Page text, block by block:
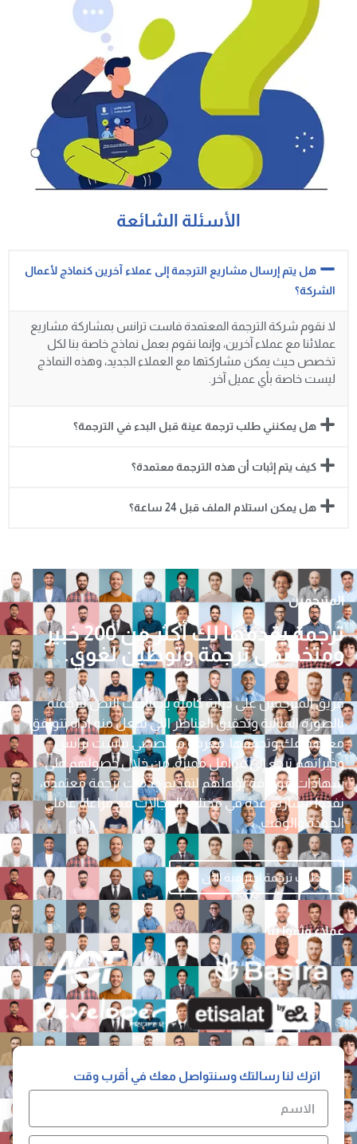
الأسئلة الشائعة
هل يتم إرسال مشاريع الترجمة إلى عملاء آخرين كنماذج لأعمال
الشركة؟
لا نقوم شركة الترجمة المعتمدة فاست ترانس بمشاركة مشاريع
عملائنا مع عملاء آخرين، وإنما نقوم بعمل نماذج خاصة بنا لكل
تخصص حيث يمكن مشاركتها مع العملاء الجديد، وهذه النماذج
ليست خاصة بأي عميل آخر.
هل يمكنني طلب ترجمة عينة قبل البدء في الترجمة؟
كيف يتم إثبات أن هذه الترجمة معتمدة؟
هل يمكن استلام الملف قبل 24 ساعة؟
المترجمين
ترجمة يقدمها لك أكثر من 200 خبير
ومتخصص ترجمة وتوطين لغوي.
فريق المترجمين على دراية كاملة باحتياجات النص لترجمته
بالصورة المثالية وتحقيق العناصر التي تجعل منه أداة تتوافق
مع أهدافك وتحققها. معرفة متخصصي فاست ترانس
وخبراتهم ترجع إلى عوامل مميزة. من خلال حصولهم على
شهادات موثوقة تؤهلهم لتقديم خدمات ترجمة معتمدة،
نفذوا مشاريع عدة في مختلف المجالات مع مراعاة عاملي
الجودة والوقت.
اطلب ترجمة احترافية الأن
عملاء وثقوا بنا
اترك لنا رسالتك وسنتواصل معك في أقرب وقت